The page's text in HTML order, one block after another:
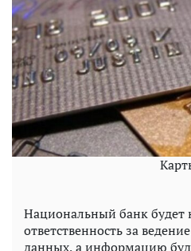
Национальный банк будет
ответственность за
данных, а информацию